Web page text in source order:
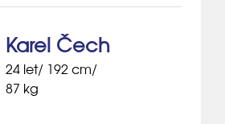
Karel Čech
24 let/ 192 cm/
87 kg